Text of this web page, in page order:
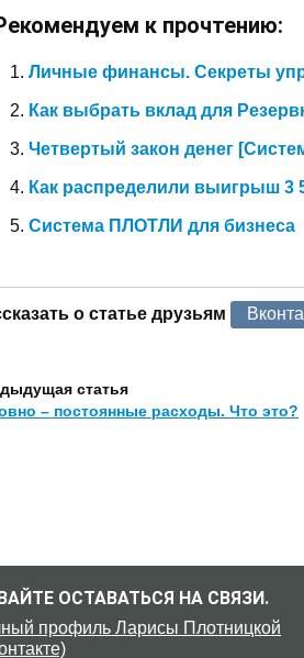
к прочтению:
Личные финансы. Секреты
Как выбрать вклад для
Четвертый закон денег
Как распределили выигрыш 3
Система ПЛОТЛИ для бизнеса
о статье друзьям
статья
– постоянные расходы. Что это?
ОСТАВАТЬСЯ НА СВЯЗИ.
профиль Ларисы Плотницкой